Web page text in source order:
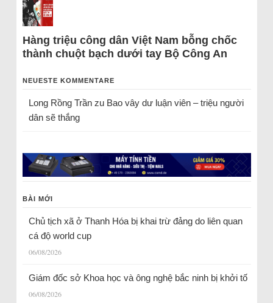
Hàng triệu công dân Việt Nam bỗng chốc
thành chuột bạch dưới tay Bộ Công An
NEUESTE KOMMENTARE
Long Rồng Trầnzu Bao vây dư luận viên – triệu người
dân sẽ thắng
BÀI MỚI
Chủ tịch xã ở Thanh Hóa bị khai trừ đảng do liên quan
cá độ world cup
06/08/2026
Giám đốc sở Khoa học và ông nghệ bắc ninh bị khởi tố
06/08/2026